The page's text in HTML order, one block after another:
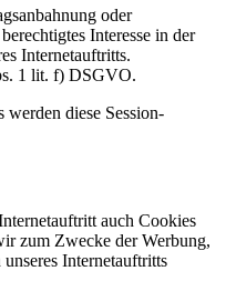
oder
Interesse in der
Internetauftritts.
1 lit. f) DSGVO.
diese Session-
auch Cookies
zum Zwecke der Werbung,
Internetauftritts